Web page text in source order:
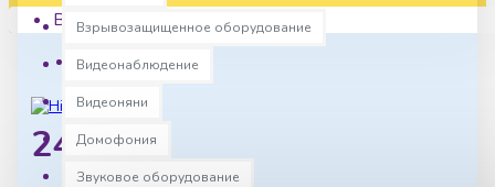
Взрывозащищенное оборудование
Видеонаблюдение
Видеоняни
Домофония
Звуковое оборудование
Ваша корзина пуста!
2473р.
В наличии
Артикул: hlk0015